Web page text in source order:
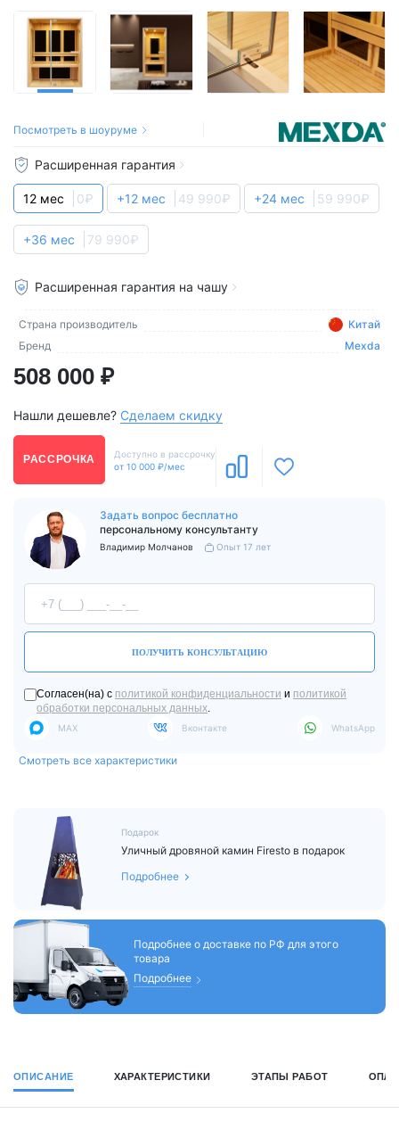
Посмотреть в шоуруме
508 000 ₽
Нашли дешевле? Сделаем скидку
Расширенная гарантия
12 мес 0₽ +12 мес 49 990₽ +24 мес 59 990₽
+36 мес 79 990₽
Расширенная гарантия на чашу
Доступно в рассрочку
от 10 000 ₽/мес
РАССРОЧКА
Задать вопрос бесплатно
персональному консультанту
Владимир Молчанов Опыт 17 лет
ПОЛУЧИТЬ КОНСУЛЬТАЦИЮ
Согласен(на) с политикой конфиденциальности и политикой
обработки персональных данных.
MAX Вконтакте WhatsApp
Страна производитель
Китай
Бренд
Mexda
Смотреть все характеристики
Подарок
Уличный дровяной камин Firesto в подарок
Подробнее
Подробнее о доставке по РФ для этого
товара
Подробнее
ОПИСАНИЕ ХАРАКТЕРИСТИКИ ЭТАПЫ РАБОТ